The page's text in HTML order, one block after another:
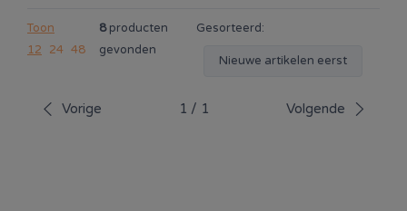
kinderen tijdens het fietsen.
Toon
12
24 48
8producten
gevonden
Gesorteerd:
Nieuwe artikelen eerst
Vorige 1 / 1 Volgende